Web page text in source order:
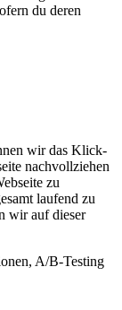
du deren
wir das Klick-
nachvollziehen
zu
laufend zu
wir auf dieser
A/B-Testing